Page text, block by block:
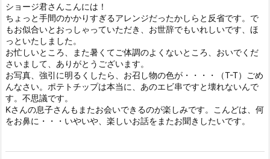
ショージ君さんこんには！
ちょっと手間のかかりすぎるアレンジだったかしらと反省です。で
もお似合いとおっしゃっていただき、お世辞でもいれしいです、ほ
っといたしました。
お忙しいところ、また暑くてご体調のよくないところ、おいでくだ
さいまして、ありがとうございます。
お写真、強引に明るくしたら、お召し物の色が・・・・（T-T）ごめ
んなさい。ポテトチップは本当に、あのエビ串ですと壊れないんで
す。不思議です。
Kさんの息子さんもまたお会いできるのが楽しみです。こんどは、何
をお鼻に・・・いやいや、楽しいお話をまたお聞きしたいです。